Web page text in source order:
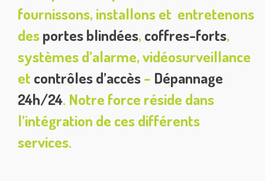
fournissons, installons et entretenons
desportes blindées,coffres-forts,
systèmes d’alarme, vidéosurveillance
et contrôles d’accès– Dépannage
24h/24. Notre force réside dans
l’intégration de ces différents
services.